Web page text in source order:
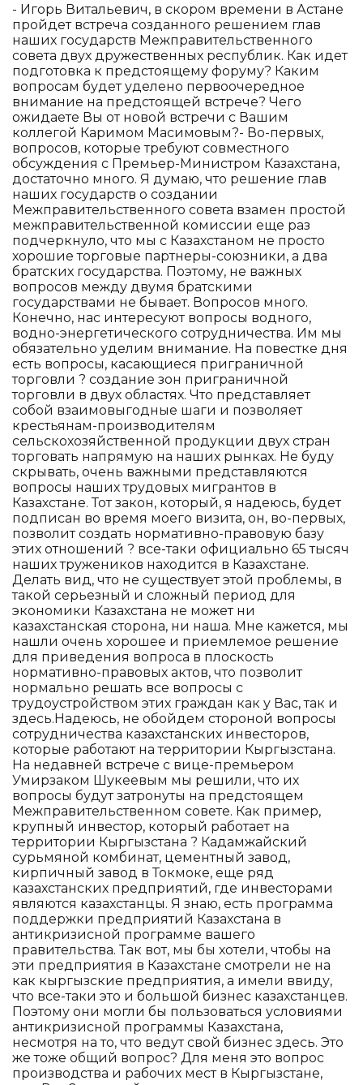
- Игорь Витальевич, в скором времени в Астане
пройдет встреча созданного решением глав
наших государств Межправительственного
совета двух дружественных республик. Как идет
подготовка к предстоящему форуму? Каким
вопросам будет уделено первоочередное
внимание на предстоящей встрече? Чего
ожидаете Вы от новой встречи с Вашим
коллегой Каримом Масимовым?- Во-первых,
вопросов, которые требуют совместного
обсуждения с Премьер-Министром Казахстана,
достаточно много. Я думаю, что решение глав
наших государств о создании
Межправительственного совета взамен простой
межправительственной комиссии еще раз
подчеркнуло, что мы с Казахстаном не просто
хорошие торговые партнеры-союзники, а два
братских государства. Поэтому, не важных
вопросов между двумя братскими
государствами не бывает. Вопросов много.
Конечно, нас интересуют вопросы водного,
водно-энергетического сотрудничества. Им мы
обязательно уделим внимание. На повестке дня
есть вопросы, касающиеся приграничной
торговли ? создание зон приграничной
торговли в двух областях. Что представляет
собой взаимовыгодные шаги и позволяет
крестьянам-производителям
сельскохозяйственной продукции двух стран
торговать напрямую на наших рынках. Не буду
скрывать, очень важными представляются
вопросы наших трудовых мигрантов в
Казахстане. Тот закон, который, я надеюсь, будет
подписан во время моего визита, он, во-первых,
позволит создать нормативно-правовую базу
этих отношений ? все-таки официально 65 тысяч
наших тружеников находится в Казахстане.
Делать вид, что не существует этой проблемы, в
такой серьезный и сложный период для
экономики Казахстана не может ни
казахстанская сторона, ни наша. Мне кажется, мы
нашли очень хорошее и приемлемое решение
для приведения вопроса в плоскость
нормативно-правовых актов, что позволит
нормально решать все вопросы с
трудоустройством этих граждан как у Вас, так и
здесь.Надеюсь, не обойдем стороной вопросы
сотрудничества казахстанских инвесторов,
которые работают на территории Кыргызстана.
На недавней встрече с вице-премьером
Умирзаком Шукеевым мы решили, что их
вопросы будут затронуты на предстоящем
Межправительственном совете. Как пример,
крупный инвестор, который работает на
территории Кыргызстана ? Кадамжайский
сурьмяной комбинат, цементный завод,
кирпичный завод в Токмоке, еще ряд
казахстанских предприятий, где инвесторами
являются казахстанцы. Я знаю, есть программа
поддержки предприятий Казахстана в
антикризисной программе вашего
правительства. Так вот, мы бы хотели, чтобы на
эти предприятия в Казахстане смотрели не на
как кыргызские предприятия, а имели ввиду,
что все-таки это и большой бизнес казахстанцев.
Поэтому они могли бы пользоваться условиями
антикризисной программы Казахстана,
несмотря на то, что ведут свой бизнес здесь. Это
же тоже общий вопрос? Для меня это вопрос
производства и рабочих мест в Кыргызстане,